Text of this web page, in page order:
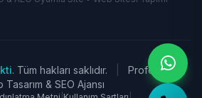
. Tüm hakları saklıdır.
Profesyonel
Tasarım & SEO Ajansı